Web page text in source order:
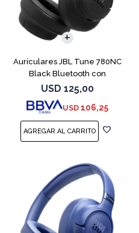
Auriculares JBL Tune 780NC
Black Bluetooth con
Micrófono
USD 125,00
USD 106,25